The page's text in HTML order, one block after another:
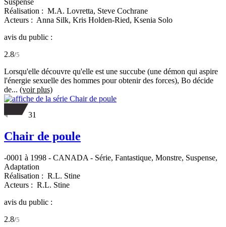
Suspense
Réalisation : M.A. Lovretta, Steve Cochrane
Acteurs : Anna Silk, Kris Holden-Ried, Ksenia Solo
avis du public :
2.8/5
Lorsqu'elle découvre qu'elle est une succube (une démon qui aspire
l'énergie sexuelle des hommes pour obtenir des forces), Bo décide
de... (voir plus)
31
Chair de poule
-0001 à 1998 - CANADA - Série, Fantastique, Monstre, Suspense,
Adaptation
Réalisation : R.L. Stine
Acteurs : R.L. Stine
avis du public :
2.8/5